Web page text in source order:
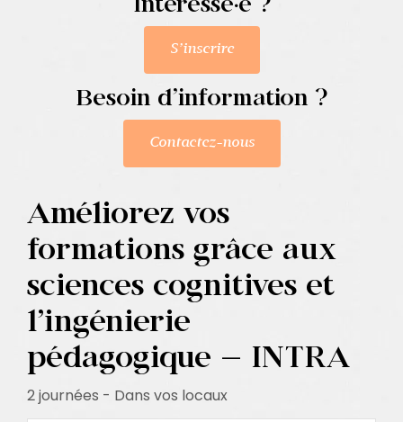
S’inscrire
Besoin d’information ?
Contactez-nous
Améliorez vos
formations grâce aux
sciences cognitives et
l’ingénierie
pédagogique – INTRA
2 journées - Dans vos locaux